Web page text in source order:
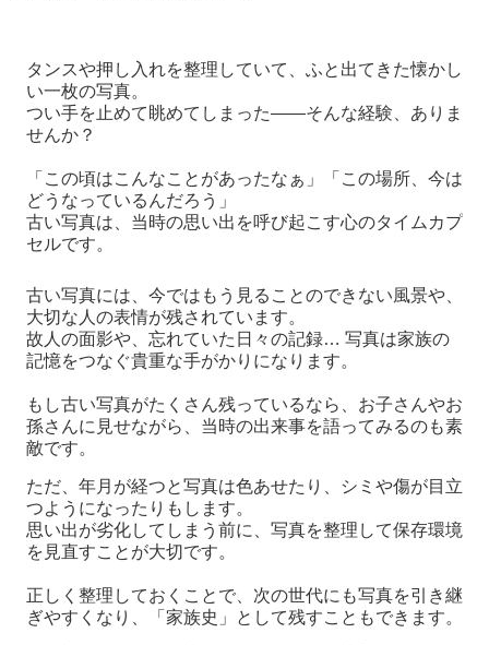
タンスや押し入れを整理していて、ふと出てきた懐かし
い一枚の写真。
つい手を止めて眺めてしまった――そんな経験、ありま
せんか？
「この頃はこんなことがあったなぁ」「この場所、今は
どうなっているんだろう」
古い写真は、当時の思い出を呼び起こす心のタイムカプ
セルです。
古い写真には、今ではもう見ることのできない風景や、
大切な人の表情が残されています。
故人の面影や、忘れていた日々の記録… 写真は家族の
記憶をつなぐ貴重な手がかり になります。
もし古い写真がたくさん残っているなら、お子さんやお
孫さんに見せながら、当時の出来事を語ってみるのも素
敵です。
ただ、年月が経つと写真は色あせたり、シミや傷が目立
つようになったりもします。
思い出が劣化してしまう前に、 写真を整理して保存環境
を見直すこと が大切です。
正しく整理しておくことで、次の世代にも写真を引き継
ぎやすくなり、「家族史」として残すこともできます。